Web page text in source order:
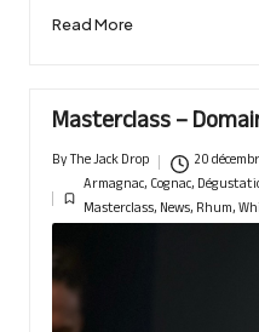
Read More
Masterclass –
Posted
by
ByThe Jack Drop 20
Posted
Armagnac, Cognac,
Masterclass, News, Rhum,